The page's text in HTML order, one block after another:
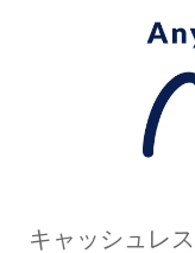
キャッシュレ